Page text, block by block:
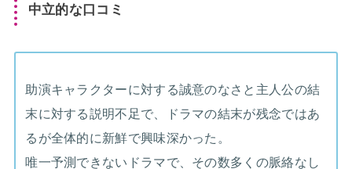
中立的な口コミ
助演キャラクターに対する誠意のなさと主人公の結
末に対する説明不足で、ドラマの結末が残念ではあ
るが全体的に新鮮で興味深かった。
唯一予測できないドラマで、その数多くの脈絡なし